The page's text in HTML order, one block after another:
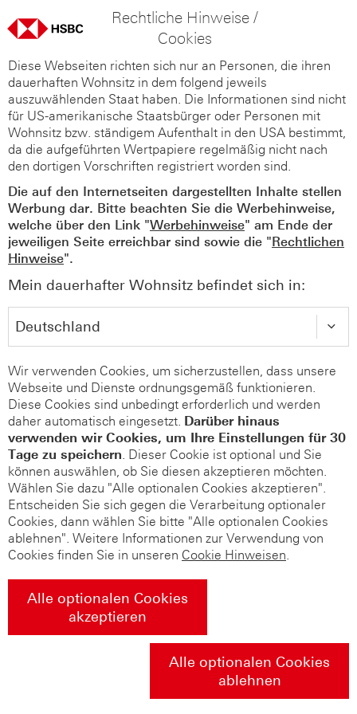
Rechtliche Hinweise /
Cookies
Diese Webseiten richten sich nur an Personen, die ihren
dauerhaften Wohnsitz in dem folgend jeweils
auszuwählenden Staat haben. Die Informationen sind nicht
für US-amerikanische Staatsbürger oder Personen mit
Wohnsitz bzw. ständigem Aufenthalt in den USA bestimmt,
da die aufgeführten Wertpapiere regelmäßig nicht nach
den dortigen Vorschriften registriert worden sind.
Die auf den Internetseiten dargestellten Inhalte stellen
Werbung dar. Bitte beachten Sie die Werbehinweise,
welche über den Link "Werbehinweise" am Ende der
jeweiligen Seite erreichbar sind sowie die "Rechtlichen
Hinweise".
Mein dauerhafter Wohnsitz befindet sich in:
Wir verwenden Cookies, um sicherzustellen, dass unsere
Webseite und Dienste ordnungsgemäß funktionieren.
Diese Cookies sind unbedingt erforderlich und werden
daher automatisch eingesetzt. Darüber hinaus
verwenden wir Cookies, um Ihre Einstellungen für 30
Tage zu speichern. Dieser Cookie ist optional und Sie
können auswählen, ob Sie diesen akzeptieren möchten.
Wählen Sie dazu "Alle optionalen Cookies akzeptieren".
Entscheiden Sie sich gegen die Verarbeitung optionaler
Cookies, dann wählen Sie bitte "Alle optionalen Cookies
ablehnen". Weitere Informationen zur Verwendung von
Cookies finden Sie in unseren Cookie Hinweisen.
Alle optionalen Cookies
akzeptieren
Alle optionalen Cookies
ablehnen